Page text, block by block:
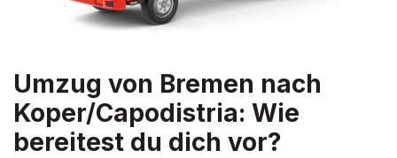
Umzug von Bremen nach
Koper/Capodistria: Wie
bereitest du dich vor?